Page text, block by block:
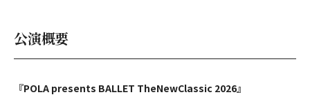
公演概要
『POLA presents BALLET TheNewClassic 2026』